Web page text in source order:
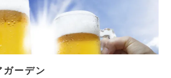
ーデン